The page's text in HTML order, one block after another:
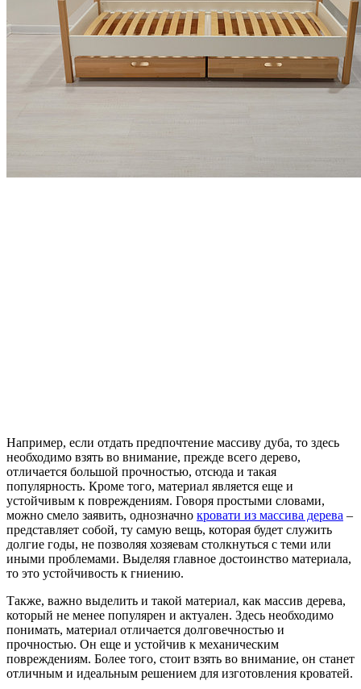
Например, если отдать предпочтение массиву дуба, то здесь
необходимо взять во внимание, прежде всего дерево,
отличается большой прочностью, отсюда и такая
популярность. Кроме того, материал является еще и
устойчивым к повреждениям. Говоря простыми словами,
можно смело заявить, однозначно кровати из массива дерева –
представляет собой, ту самую вещь, которая будет служить
долгие годы, не позволяя хозяевам столкнуться с теми или
иными проблемами. Выделяя главное достоинство материала,
то это устойчивость к гниению.
Также, важно выделить и такой материал, как массив дерева,
который не менее популярен и актуален. Здесь необходимо
понимать, материал отличается долговечностью и
прочностью. Он еще и устойчив к механическим
повреждениям. Более того, стоит взять во внимание, он станет
отличным и идеальным решением для изготовления кроватей.